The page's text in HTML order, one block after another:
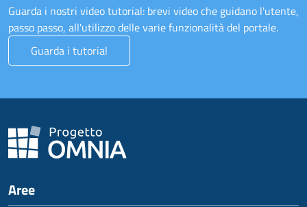
Guarda i nostri video tutorial: brevi video che guidano l'utente,
passo passo, all'utilizzo delle varie funzionalità del portale.
Guarda i tutorial
Aree